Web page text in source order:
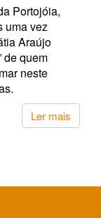
Portojóia,
uma vez
Araújo
de quem
neste
Ler mais